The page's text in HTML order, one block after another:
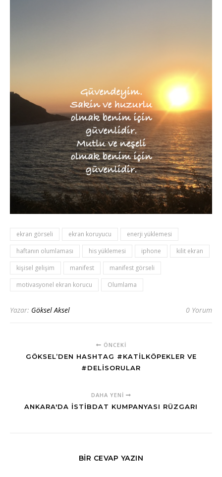
ekran görseli ekran koruyucu
enerji yüklemesi
haftanın olumlaması
his yüklemesi iphone
kilit ekran
kişisel gelişim
manifest
manifest görseli
motivasyonel ekran korucu
Olumlama
Yazar: Göksel Aksel 0 Yorum
ÖNCEKI
GÖKSEL’DEN HASHTAG #KATILKÖPEKLER VE
#DELISORULAR
DAHA YENI
ANKARA'DA İSTIBDAT KUMPANYASI RÜZGARI
BIR CEVAP YAZIN